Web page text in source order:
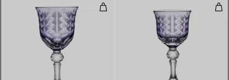
Verre à vin rouge en cristal